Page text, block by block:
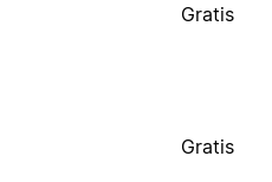
Gratis
Gratis